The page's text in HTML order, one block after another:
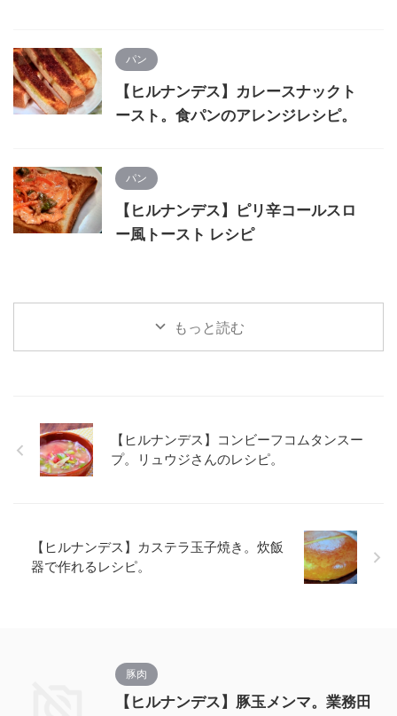
パン
【ヒルナンデス】カレースナックト
ースト。食パンのアレンジレシピ。
パン
【ヒルナンデス】ピリ辛コールスロ
ー風トースト レシピ
もっと読む
【ヒルナンデス】コンビーフコムタンスー
プ。リュウジさんのレシピ。
【ヒルナンデス】カステラ玉子焼き。炊飯
器で作れるレシピ。
豚肉
【ヒルナンデス】豚玉メンマ。業務田